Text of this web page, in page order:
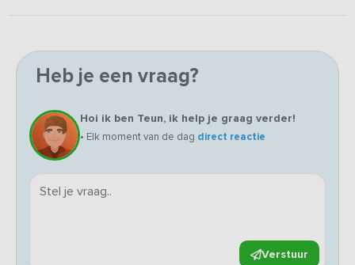
Heb je een vraag?
Hoi ik ben Teun, ik help je graag verder!
• Elk moment van de dag direct reactie
Verstuur